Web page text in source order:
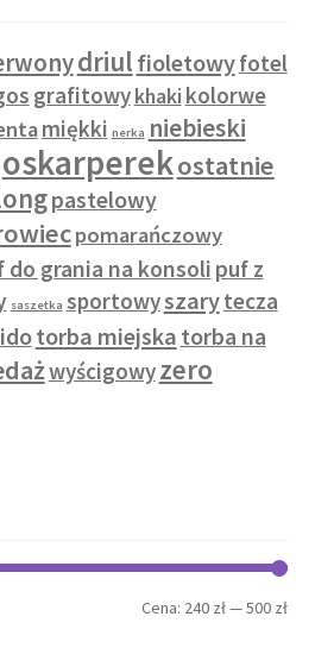
driulfioletowyfotel
grafitowykhaki kolorwe
miękki nerka niebieski
oskarperekostatnie
pastelowy
pomarańczowy
do grania na konsoli puf z
saszetka sportowyszarytecza
torba miejska torba na
wyścigowyzero
Cena: 240 zł—500 zł